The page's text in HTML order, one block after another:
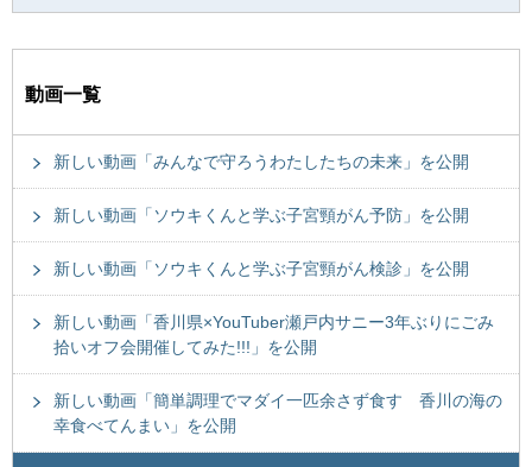
動画一覧
新しい動画「みんなで守ろうわたしたちの未来」を公開
新しい動画「ソウキくんと学ぶ子宮頸がん予防」を公開
新しい動画「ソウキくんと学ぶ子宮頸がん検診」を公開
新しい動画「香川県×YouTuber瀬戸内サニー3年ぶりにごみ
拾いオフ会開催してみた!!!」を公開
新しい動画「簡単調理でマダイ一匹余さず食す 香川の海の
幸食べてんまい」を公開